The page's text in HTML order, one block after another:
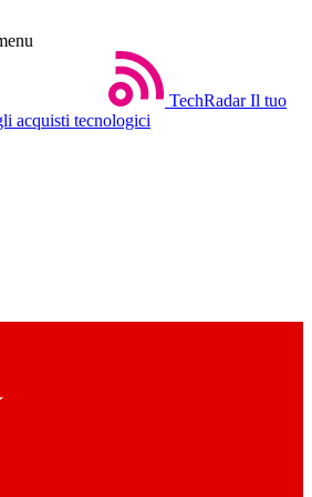
TechRadar Il tuo
acquisti tecnologici